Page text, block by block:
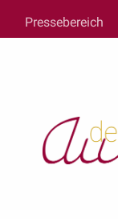
contenu
principal
Pressebereich